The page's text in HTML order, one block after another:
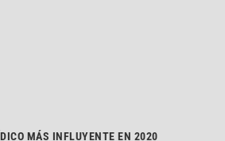
MÁS INFLUYENTE EN 2020